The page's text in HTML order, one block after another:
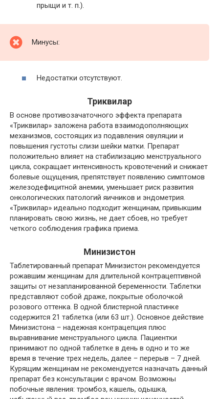
прыщи и т. п.).
Минусы:
Недостатки отсутствуют.
Триквилар
В основе противозачаточного эффекта препарата
«Триквилар» заложена работа взаимодополняющих
механизмов, состоящих из подавления овуляции и
повышения густоты слизи шейки матки. Препарат
положительно влияет на стабилизацию менструального
цикла, сокращает интенсивность кровотечений и снижает
болевые ощущения, препятствует появлению симптомов
железодефицитной анемии, уменьшает риск развития
онкологических патологий яичников и эндометрия.
«Триквилар» идеально подходит женщинам, привыкшим
планировать свою жизнь, не дает сбоев, но требует
четкого соблюдения графика приема.
Минизистон
Таблетированный препарат Минизистон рекомендуется
рожавшим женщинам для длительной контрацептивной
защиты от незапланированной беременности. Таблетки
представляют собой драже, покрытые оболочкой
розового оттенка. В одной блистерной пластинке
содержится 21 таблетка (или 63 шт.). Основное действие
Минизистона – надежная контрацепция плюс
выравнивание менструального цикла. Пациентки
принимают по одной таблетке в день в одно и то же
время в течение трех недель, далее – перерыв – 7 дней.
Курящим женщинам не рекомендуется назначать данный
препарат без консультации с врачом. Возможны
побочные явления: тромбоз, кашель, одышка,